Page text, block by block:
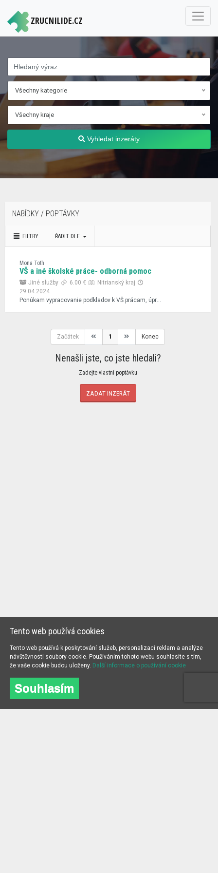
ZRUCNILIDE.CZ
Všechny kategorie
Všechny kraje
Vyhledat inzeráty
NABÍDKY / POPTÁVKY
FILTRY ŘADIT DLE
Mona Toth
VŠ a iné školské práce- odborná pomoc
Jiné služby 6.00 €
Nitrianský kraj
29.04.2024
Ponúkam vypracovanie podkladov k VŠ prácam, úpravy/ prerobenie/dopracovanie podľa pripomienok školiteľa, obhajoby, praktické časti, prezentácie, synopsisy, abstrakty, seminárne práce, ročníkové, postupové práce, formulovanie a vyhodnotenie hypotéz, výskumných otázok, poskytovanie písomných konzultácií a pod. podľa požiadaviek. Aj v anglickom jazyku. Komunikovanie priamo, mailom, bez sprostredkovateľskej agentúry. Ceny prijateľné, bez provízií pre agentúry, plne diskrétne, seriozne a rýchlo. Dohoda istá. Pracujem podľa potreby 24/7. Dlhoročné skúsenosti s vypracovaním BP a DP, DPŠ a ostatných prác. autorske.texty@gmail.com
Začátek 1 Konec
Nenašli jste, co jste hledali?
Zadejte vlastní poptávku
ZADAT INZERÁT
Tento web používá cookies
Tento web používá k poskytování služeb, personalizaci reklam a analýze
návštěvnosti soubory cookie. Používáním tohoto webu souhlasíte s tím,
že vaše cookie budou uloženy. Další informace o používání cookie
Souhlasím